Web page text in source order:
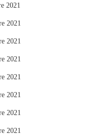
2021
2021
2021
2021
2021
2021
2021
2021